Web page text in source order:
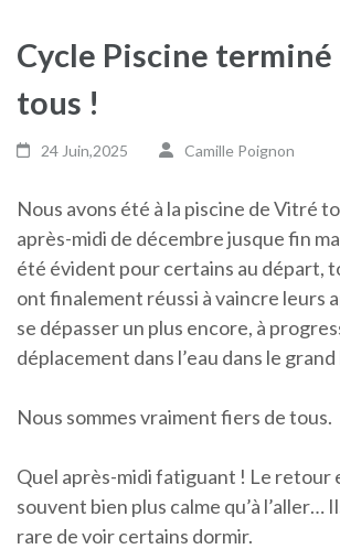
Cycle Piscine terminé
tous !
24 Juin,2025 Camille Poignon
Nous avons été à la piscine de Vitré
après-midi de décembre jusque fin
été évident pour certains au départ,
ont finalement réussi à vaincre leurs
se dépasser un plus encore, à
déplacement dans l’eau dans le
Nous sommes vraiment fiers de tous.
Quel après-midi fatiguant ! Le retour
souvent bien plus calme qu’à l’aller…
rare de voir certains dormir.